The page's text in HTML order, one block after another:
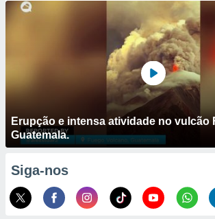
Erupção e intensa atividade no vulcão
Guatemala.
Siga-nos